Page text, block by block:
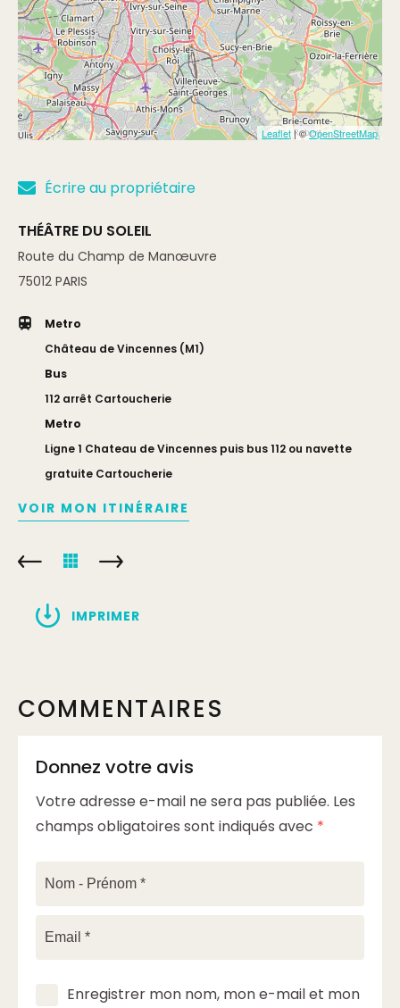
Leaflet| ©OpenStreetMap
Écrire au propriétaire
THÉÂTRE DU SOLEIL
Route du Champ de Manœuvre
75012 PARIS
Metro
Château de Vincennes (M1)
Bus
112 arrêt Cartoucherie
Metro
Ligne 1 Chateau de Vincennes puis bus 112 ou navette
gratuite Cartoucherie
VOIR MON ITINÉRAIRE
IMPRIMER
COMMENTAIRES
Donnez votre avis
Votre adresse e-mail ne sera pas publiée. Les
champs obligatoires sont indiqués avec *
Enregistrer mon nom, mon e-mail et mon